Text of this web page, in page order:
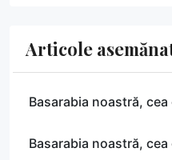
Articole
Basarabia noastră,
Basarabia noastră,